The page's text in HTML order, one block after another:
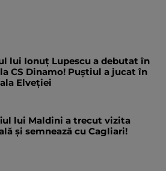
lui Ionuț Lupescu a debutat în
CS Dinamo! Puștiul a jucat în
Elveției
lui Maldini a trecut vizita
și semnează cu Cagliari!